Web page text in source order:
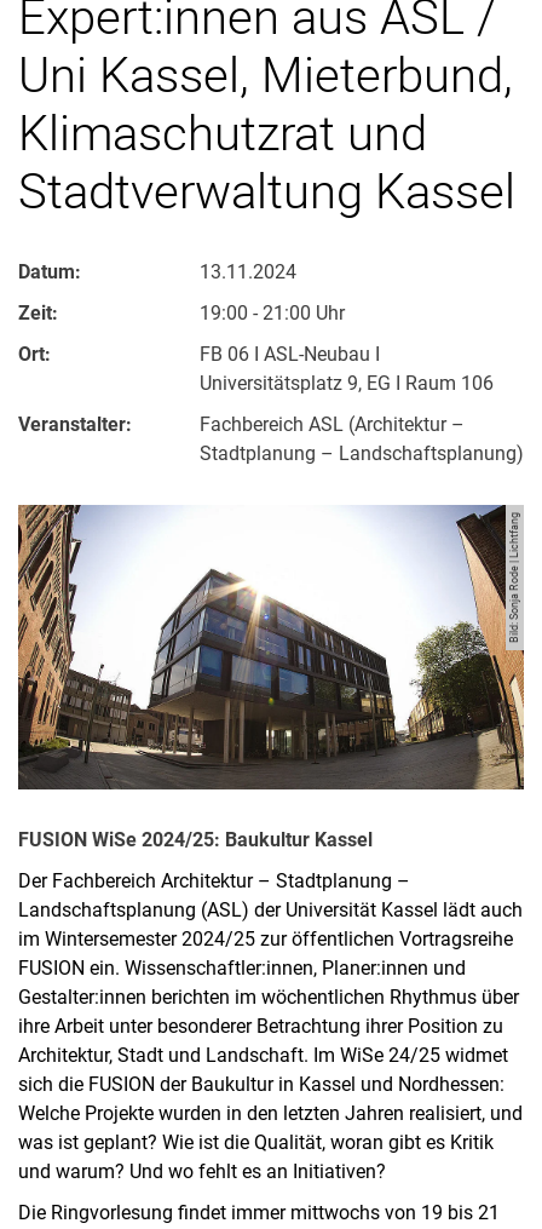
Expert:innen aus ASL /
Uni Kassel, Mieterbund,
Klimaschutzrat und
Stadtverwaltung Kassel
Datum:
13.11.2024
Zeit:
19:00 - 21:00 Uhr
Ort:
FB 06 I ASL-Neubau I
Universitätsplatz 9, EG I Raum 106
Veranstalter:
Fachbereich ASL (Architektur –
Stadtplanung – Landschaftsplanung)
Bild: Sonja Rode | Lichtfang
FUSION WiSe 2024/25: Baukultur Kassel
Der Fachbereich Architektur – Stadtplanung –
Landschaftsplanung (ASL) der Universität Kassel lädt auch
im Wintersemester 2024/25 zur öffentlichen Vortragsreihe
FUSION ein. Wissenschaftler:innen, Planer:innen und
Gestalter:innen berichten im wöchentlichen Rhythmus über
ihre Arbeit unter besonderer Betrachtung ihrer Position zu
Architektur, Stadt und Landschaft. Im WiSe 24/25 widmet
sich die FUSION der Baukultur in Kassel und Nordhessen:
Welche Projekte wurden in den letzten Jahren realisiert, und
was ist geplant? Wie ist die Qualität, woran gibt es Kritik
und warum? Und wo fehlt es an Initiativen?
Die Ringvorlesung findet immer mittwochs von 19 bis 21